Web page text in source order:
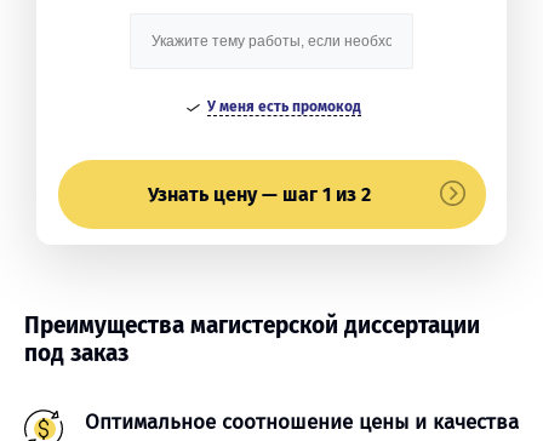
У меня есть промокод
Узнать цену — шаг 1 из 2
Преимущества магистерской диссертации
под заказ
Оптимальное соотношение цены и качества